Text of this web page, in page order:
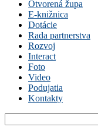
Otvorená župa
E-knižnica
Dotácie
Rada partnerstva
Rozvoj
Interact
Foto
Video
Podujatia
Kontakty